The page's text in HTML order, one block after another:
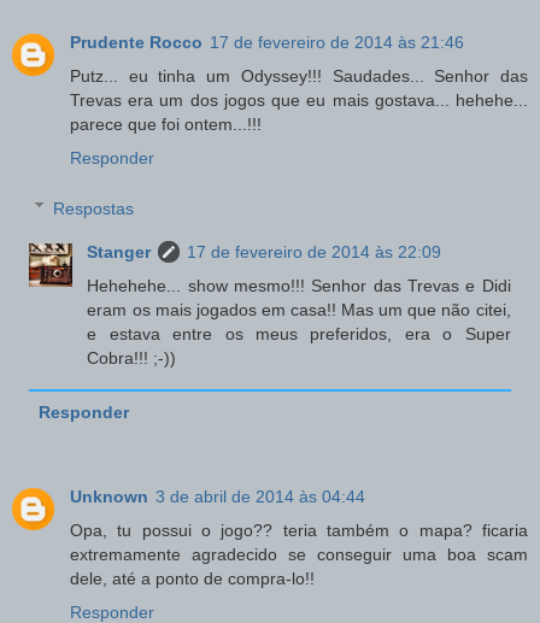
Prudente Rocco 17 de fevereiro de 2014 às 21:46
Putz... eu tinha um Odyssey!!! Saudades... Senhor das
Trevas era um dos jogos que eu mais gostava... hehehe...
parece que foi ontem...!!!
Responder
Respostas
Stanger
17 de fevereiro de 2014 às 22:09
Hehehehe... show mesmo!!! Senhor das Trevas e Didi
eram os mais jogados em casa!! Mas um que não citei,
e estava entre os meus preferidos, era o Super
Cobra!!! ;-))
Responder
Unknown 3 de abril de 2014 às 04:44
Opa, tu possui o jogo?? teria também o mapa? ficaria
extremamente agradecido se conseguir uma boa scam
dele, até a ponto de compra-lo!!
Responder